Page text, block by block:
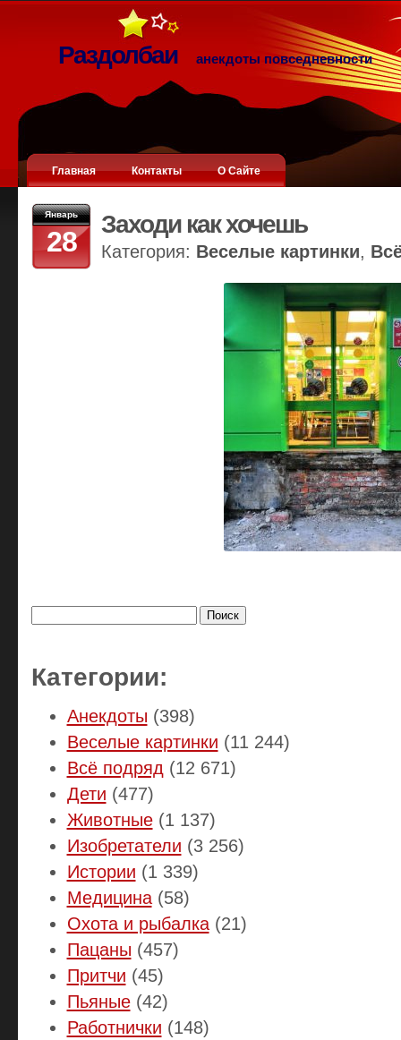
Раздолбаи анекдоты повседневности
Главная Контакты О Сайте
Январь
28
Заходи как хочешь
Категория: Веселые картинки,
Категории:
Анекдоты (398)
Веселые картинки (11 244)
Всё подряд (12 671)
Дети (477)
Животные(1 137)
Изобретатели (3 256)
Истории (1 339)
Медицина(58)
Охота и рыбалка(21)
Пацаны (457)
Притчи (45)
Пьяные(42)
Работнички (148)